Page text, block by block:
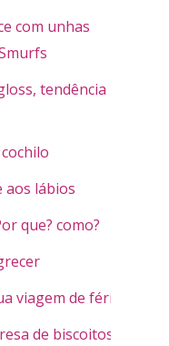
com unhas
tendência
aos lábios
que? como?
viagem de férias
de biscoitos